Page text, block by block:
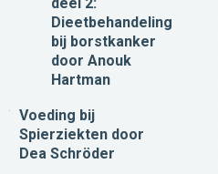
Dieetbehandeling
bij borstkanker
door Anouk
Hartman
Voeding bij
Spierziekten door
Dea Schröder